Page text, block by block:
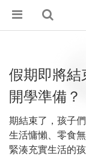
假期即將
開學準備？
期結束了，孩子
生活慵懶、零食
緊湊充實生活的